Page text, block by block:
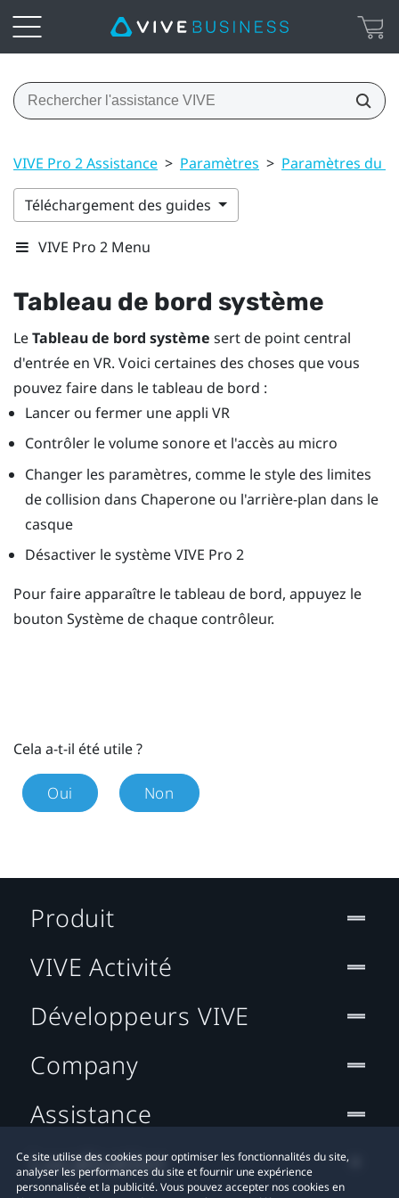
VIVE Pro 2 Assistance > Paramètres > Paramètres du
Téléchargement des guides
VIVE Pro 2 Menu
Tableau de bord système
LeTableau de bord système sert de point central
d'entrée en VR. Voici certaines des choses que vous
pouvez faire dans le tableau de bord :
Lancer ou fermer une appli VR
Contrôler le volume sonore et l'accès au micro
Changer les paramètres, comme le style des limites
de collision dans Chaperoneou l'arrière-plan dans le
casque
Désactiver le systèmeVIVE Pro 2
Pour faire apparaître le tableau de bord, appuyez le
bouton Systèmede chaque contrôleur.
Cela a-t-il été utile ?
Oui Non
Ce site utilise des cookies pour optimiser les fonctionnalités du site,
analyser les performances du site et fournir une expérience
personnalisée et la publicité. Vous pouvez accepter nos cookies en
Produit
VIVE Activité
Développeurs VIVE
Company
Assistance
Localisation